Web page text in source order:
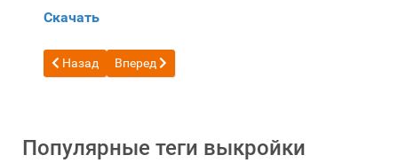
Скачать
Предыдущий: Бесплатный шаблон Сумка на пояс V1 от SD
Назад Следующий: Бесплатный шаблон сумка от
Вперед
Популярные теги выкройки